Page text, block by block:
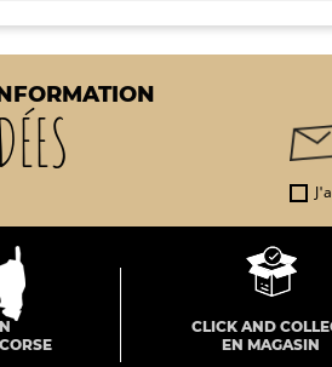
CLICK AND
EN MAGASIN